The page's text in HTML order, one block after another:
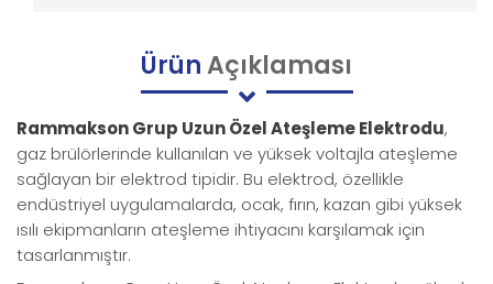
ÜrünAçıklaması
Rammakson Grup Uzun Özel Ateşleme Elektrodu,
gaz brülörlerinde kullanılan ve yüksek voltajla ateşleme
sağlayan bir elektrod tipidir. Bu elektrod, özellikle
endüstriyel uygulamalarda, ocak, fırın, kazan gibi yüksek
ısılı ekipmanların ateşleme ihtiyacını karşılamak için
tasarlanmıştır.